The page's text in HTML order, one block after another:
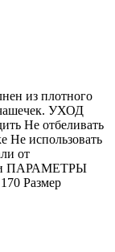
из плотного
УХОД
Не отбеливать
Не использовать
от
ПАРАМЕТРЫ
Размер